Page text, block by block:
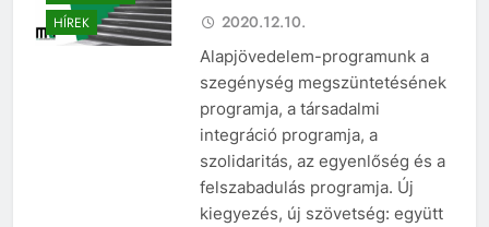
HÍREK
2020.12.10.
Alapjövedelem-programunk a
szegénység megszüntetésének
programja, a társadalmi
integráció programja, a
szolidaritás, az egyenlőség és a
felszabadulás programja. Új
kiegyezés, új szövetség: együtt